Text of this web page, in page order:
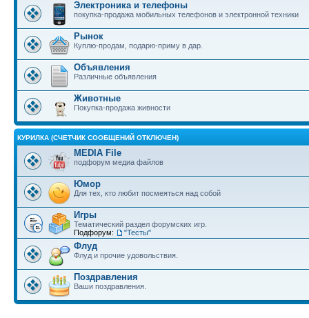
Электроника и телефоны
покупка-продажа мобильных телефонов и электронной техники
Рынок
Куплю-продам, подарю-приму в дар.
Объявления
Различные объявления
Животные
Покупка-продажа живности
КУРИЛКА (СЧЕТЧИК СООБЩЕНИЙ ОТКЛЮЧЕН)
MEDIA File
подфорум медиа файлов
Юмор
Для тех, кто любит посмеяться над собой
Игры
Тематический раздел форумских игр.
Подфорум:
"Тесты"
Флуд
Флуд и прочие удовольствия.
Поздравления
Ваши поздравления.